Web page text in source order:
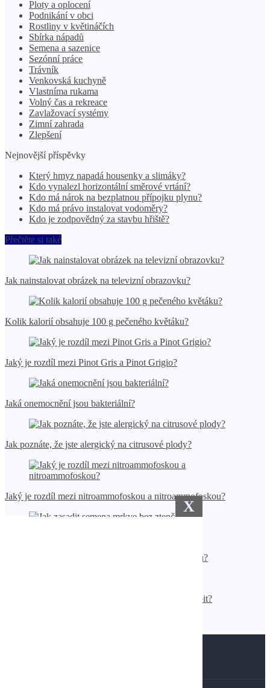
X
Ploty a oplocení
Podnikání v obci
Rostliny v květináčích
Sbírka nápadů
Semena a sazenice
Sezónní práce
Trávník
Venkovská kuchyně
Vlastníma rukama
Volný čas a rekreace
Zavlažovací systémy
Zimní zahrada
Zlepšení
Nejnovější příspěvky
Který hmyz napadá housenky a slimáky?
Kdo vynalezl horizontální směrové vrtání?
Kdo má nárok na bezplatnou přípojku plynu?
Kdo má právo instalovat vodoměry?
Kdo je zodpovědný za stavbu hřiště?
Přečtěte si také
Jak nainstalovat obrázek na televizní obrazovku?
Kolik kalorií obsahuje 100 g pečeného květáku?
Jaký je rozdíl mezi Pinot Gris a Pinot Grigio?
Jaká onemocnění jsou bakteriální?
Jak poznáte, že jste alergický na citrusové plody?
Jaký je rozdíl mezi nitroammofoskou a nitroammofoskou?